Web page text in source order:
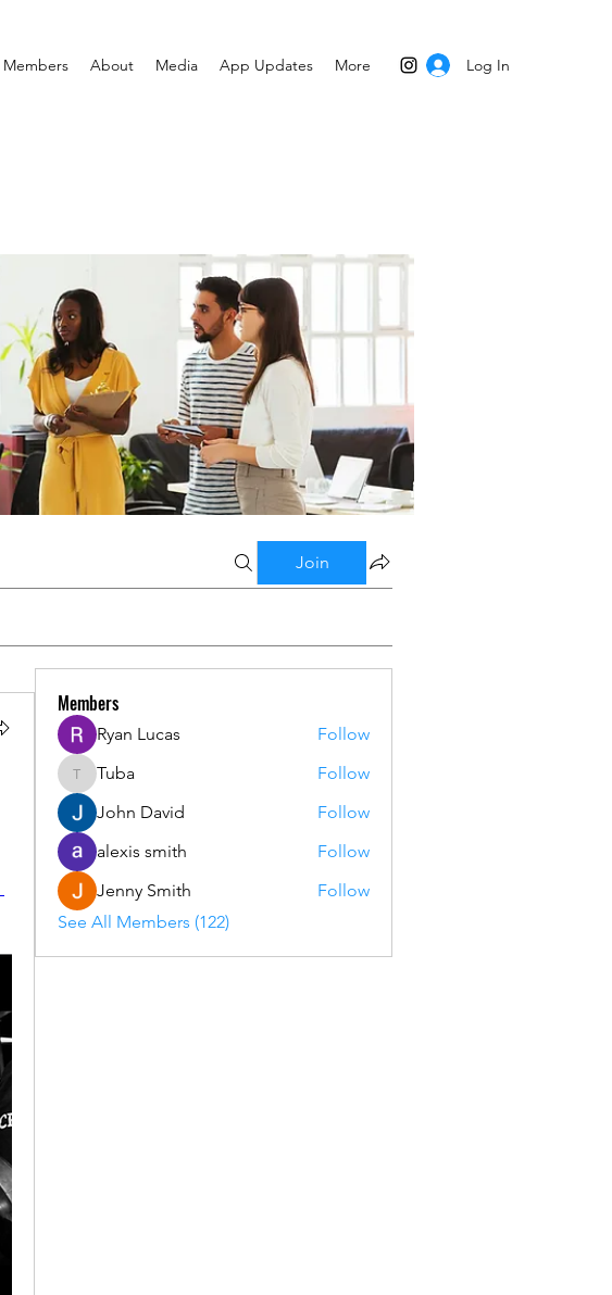
Members About Media App Updates More Log In
Join
Members
Ryan Lucas Follow
Tuba
Tuba
Follow
John David
Follow
alexis smith
Follow
Jenny Smith
Follow
See All Members (122)